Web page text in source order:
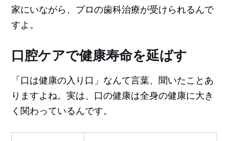
家にいながら、プロの歯科治療が受けられるんで
すよ。
口腔ケアで健康寿命を延ばす
「口は健康の入り口」なんて言葉、聞いたことあ
りますよね。実は、口の健康は全身の健康に大き
く関わっているんです。